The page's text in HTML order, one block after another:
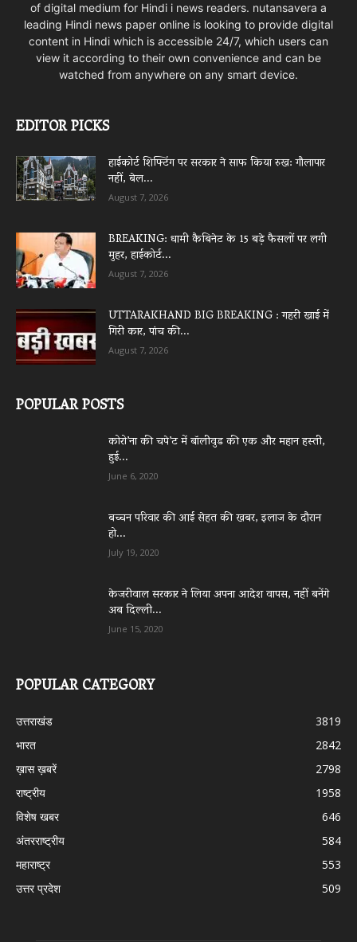
of digital medium for Hindi i news readers. nutansavera a
leading Hindi news paper online is looking to provide digital
content in Hindi which is accessible 24/7, which users can
view it according to their own convenience and can be
watched from anywhere on any smart device.
EDITOR PICKS
हाईकोर्ट शिफ्टिंग पर सरकार ने साफ किया रुख: गौलापार
नहीं, बेल...
August 7, 2026
BREAKING: धामी कैबिनेट के 15 बड़े फैसलों पर लगी
मुहर, हाईकोर्ट...
August 7, 2026
UTTARAKHAND BIG BREAKING : गहरी खाई में
गिरी कार, पांच की...
August 7, 2026
POPULAR POSTS
कोरो’ना की चपे’ट में बॉलीवुड की एक और महान हस्ती,
हुई...
June 6, 2020
बच्चन परिवार की आई सेहत की खबर, इलाज के दौरान
हो...
July 19, 2020
केजरीवाल सरकार ने लिया अपना आदेश वापस, नहीं बनेंगे
अब दिल्ली...
June 15, 2020
POPULAR CATEGORY
उत्तराखंड
3819
भारत
2842
ख़ास ख़बरें
2798
राष्ट्रीय
1958
विशेष खबर
646
अंतरराष्ट्रीय
584
महाराष्ट्र
553
उत्तर प्रदेश
509